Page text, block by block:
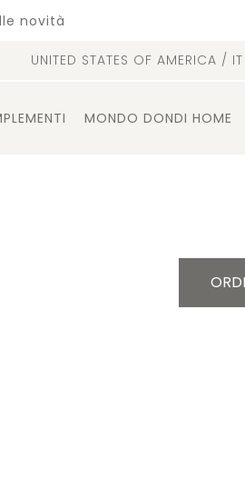
novità
UNITED STATES OF AMERICA / IT
MONDO DONDI HOME